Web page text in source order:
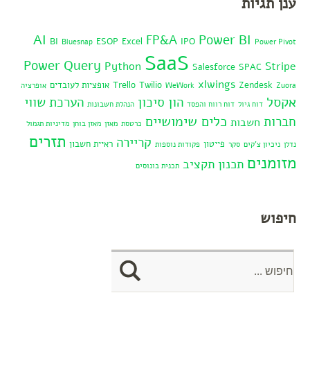
AI BI Bluesnap ESOP Excel FP&A IPO Power BI Power Pivot
Power Query Python SaaS Salesforce SPAC Stripe
Trello Twilio WeWork xlwings Zendesk Zuora אופציות לעובדים אופרציה
אקסל דוח גיול דוח רווח והפסד הון סיכון הנהלת חשבונות הערכת שווי
חברות חשבות כלים שימושיים כרטסת מאזן מאזן בוחן מדיניות תגמול
נדלן ניכיון צ'קים סקר פייטון פקודות נוספות קריירה ראיית חשבון תזרים
מזומנים תכנון תקציב תכנית בונוסים
חיפוש